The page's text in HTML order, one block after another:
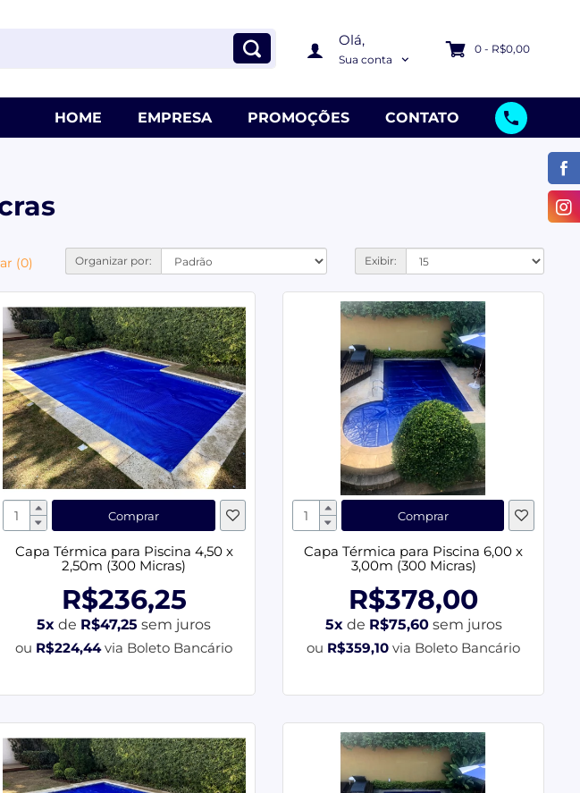
Olá,
Sua conta
0 - R$0,00
HOME EMPRESA PROMOÇÕES CONTATO
(0) Organizar por: Exibir:
Comprar
Capa Térmica para Piscina 4,50 x
2,50m (300 Micras)
R$236,25
5x de R$47,25 sem juros
ou R$224,44via Boleto Bancário
Comprar
Capa Térmica para Piscina 6,00 x
3,00m (300 Micras)
R$378,00
5xde R$75,60sem juros
ou R$359,10 via Boleto Bancário